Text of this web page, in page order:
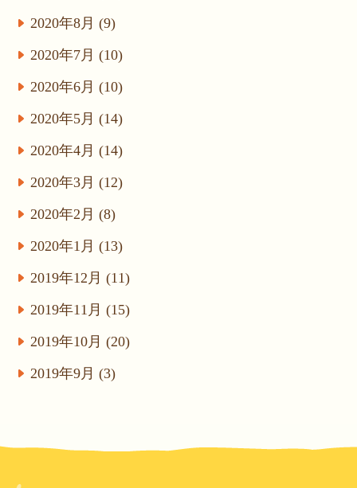
2020年8月 (9)
2020年7月 (10)
2020年6月 (10)
2020年5月 (14)
2020年4月 (14)
2020年3月 (12)
2020年2月 (8)
2020年1月 (13)
2019年12月 (11)
2019年11月 (15)
2019年10月 (20)
2019年9月 (3)